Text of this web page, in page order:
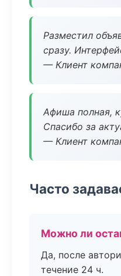
Разместил
сразу.
— Клиент
Афиша полная,
Спасибо за
— Клиент
Часто
Можно ли
Да, после
течение 24 ч.